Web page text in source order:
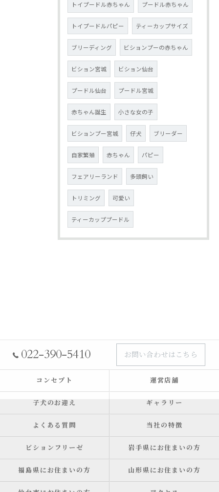
トイプードル赤ちゃん プードル赤ちゃん
トイプードルパピー ティーカップサイズ
ブリーディング ビションプーの赤ちゃん
ビション宮城 ビション仙台
プードル仙台 プードル宮城
赤ちゃん誕生 小さな女の子
ビションプー宮城 仔犬 ブリーダー
自家繁殖 赤ちゃん パピー
フェアリーランド 多頭飼い
トリミング 可愛い
ティーカッププードル
022-390-5410 お問い合わせはこちら
コンセプト 運営店舗
子犬のお迎え ギャラリー
よくある質問 当社の特徴
ビションフリーゼ 岩手県にお住まいの方
福島県にお住まいの方 山形県にお住まいの方